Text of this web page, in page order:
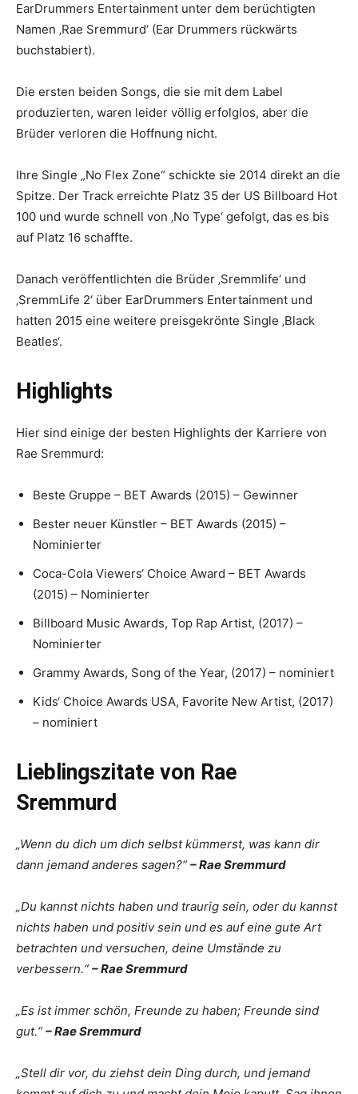
EarDrummers Entertainment unter dem berüchtigten
Namen ‚Rae Sremmurd‘ (Ear Drummers rückwärts
buchstabiert).
Die ersten beiden Songs, die sie mit dem Label
produzierten, waren leider völlig erfolglos, aber die
Brüder verloren die Hoffnung nicht.
Ihre Single „No Flex Zone“ schickte sie 2014 direkt an die
Spitze. Der Track erreichte Platz 35 der US Billboard Hot
100 und wurde schnell von ‚No Type‘ gefolgt, das es bis
auf Platz 16 schaffte.
Danach veröffentlichten die Brüder ‚Sremmlife‘ und
‚SremmLife 2‘ über EarDrummers Entertainment und
hatten 2015 eine weitere preisgekrönte Single ‚Black
Beatles‘.
Highlights
Hier sind einige der besten Highlights der Karriere von
Rae Sremmurd:
Beste Gruppe – BET Awards (2015) – Gewinner
Bester neuer Künstler – BET Awards (2015) –
Nominierter
Coca-Cola Viewers‘ Choice Award – BET Awards
(2015) – Nominierter
Billboard Music Awards, Top Rap Artist, (2017) –
Nominierter
Grammy Awards, Song of the Year, (2017) – nominiert
Kids‘ Choice Awards USA, Favorite New Artist, (2017)
– nominiert
Lieblingszitate von Rae
Sremmurd
„Wenn du dich um dich selbst kümmerst, was kann dir
dann jemand anderes sagen?“– Rae Sremmurd
„Du kannst nichts haben und traurig sein, oder du kannst
nichts haben und positiv sein und es auf eine gute Art
betrachten und versuchen, deine Umstände zu
verbessern.“– Rae Sremmurd
„Es ist immer schön, Freunde zu haben; Freunde sind
gut.“– Rae Sremmurd
„Stell dir vor, du ziehst dein Ding durch, und jemand